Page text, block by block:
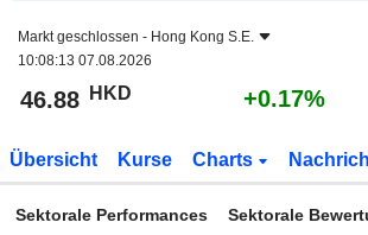
Markt geschlossen - Hong Kong S.E.
10:08:13 07.08.2026
46.88 HKD +0.17%
Übersicht Kurse Charts
Sektorale Performances Sektorale